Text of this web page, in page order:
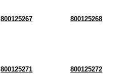
800125267 800125268
800125271 800125272